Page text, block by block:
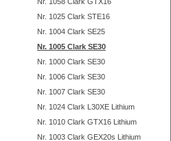
Nr. 1025 Clark STE16
Nr. 1004 Clark SE25
Nr. 1005 Clark SE30
Nr. 1000 Clark SE30
Nr. 1006 Clark SE30
Nr. 1007 Clark SE30
Nr. 1024 Clark L30XE Lithium
Nr. 1010 Clark GTX16 Lithium
Nr. 1003 Clark GEX20s Lithium